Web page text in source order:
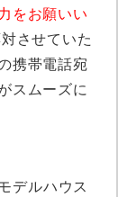
をお願いい
させていた
携帯電話宛
スムーズに
デルハウス